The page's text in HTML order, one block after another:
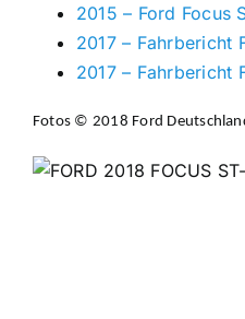
2015 – Ford Focus
2017 – Fahrbericht
2017 – Fahrbericht
Fotos © 2018 Ford